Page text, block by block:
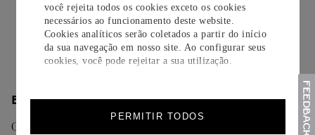
você rejeita todos os cookies exceto os cookies
necessários ao funcionamento deste website.
Cookies analíticos serão coletados a partir do início
da sua navegação em nosso site. Ao configurar seus
cookies, você pode rejeitar a sua utilização.
PERMITIR TODOS
Saiba mais
ENTREGA/DEVOLUÇÃO
Oferecemos diferentes opções de entrega. Selecione o envio de